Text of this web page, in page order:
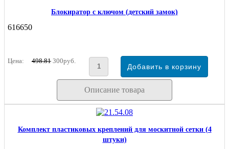
Блокиратор с ключом (детский замок)
616650
Цена: 498.81 300руб.
Описание товара
Комплект пластиковых креплений для москитной сетки (4
штуки)